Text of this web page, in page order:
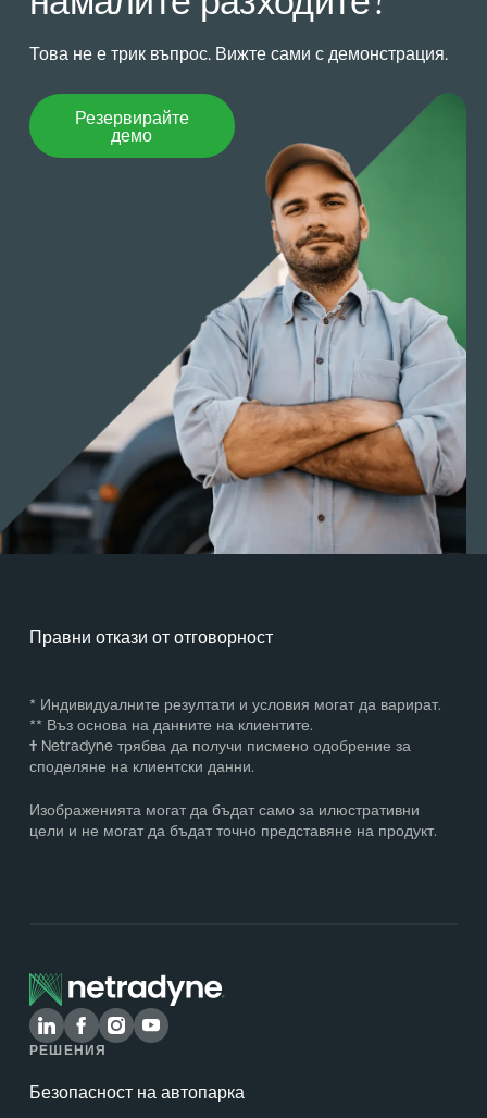
Това не е трик въпрос. Вижте сами с демонстрация.
Резервирайте
демо
Резервирайте демо
Правни откази от отговорност
* Индивидуалните резултати и условия могат да варират.
** Въз основа на данните на клиентите.
†Netradyne трябва да получи писмено одобрение за
споделяне на клиентски данни.
Изображенията могат да бъдат само за илюстративни
цели и не могат да бъдат точно представяне на продукт.
РЕШЕНИЯ
Безопасност на автопарка